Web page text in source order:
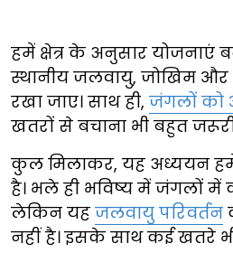
हमें क्षेत्र के अनुसार योजनाएं
स्थानीय जलवायु, जोखिम
रखा जाए। साथ ही, जंगलों को
खतरों से बचाना भी बहुत
कुल मिलाकर, यह अध्ययन
है। भले ही भविष्य में जंगलों में
लेकिन यह जलवायु परिवर्तन
नहीं है। इसके साथ कई खतरे